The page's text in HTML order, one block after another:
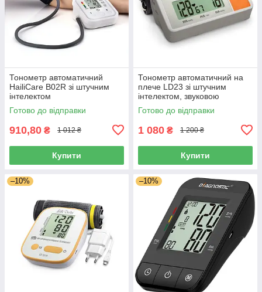
Тонометр автоматичний
HailiCare B02R зі штучним
інтелектом
Готово до відправки
910,80 ₴ 1 012 ₴
Купити
Тонометр автоматичний на
плече LD23 зі штучним
інтелектом, звуковою
індикацією, Сінгапур
Готово до відправки
1 080 ₴ 1 200 ₴
Купити
–10% –10%